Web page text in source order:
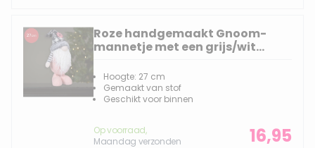
Roze handgemaakt Gnoom-
mannetje met een grijs/wit
Hoogte: 27 cm
Gemaakt van stof
Geschikt voor binnen
Op voorraad,
Maandag verzonden
16,95